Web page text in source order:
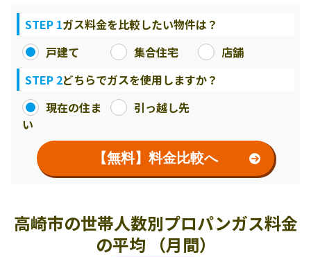
STEP 1ガス料金を比較したい物件は？
戸建て
集合住宅
店舗
STEP 2どちらでガスを使用しますか？
現在の住ま
い
引っ越し先
【無料】料金比較へ
高崎市の世帯人数別プロパンガス料金
の平均 （月間）